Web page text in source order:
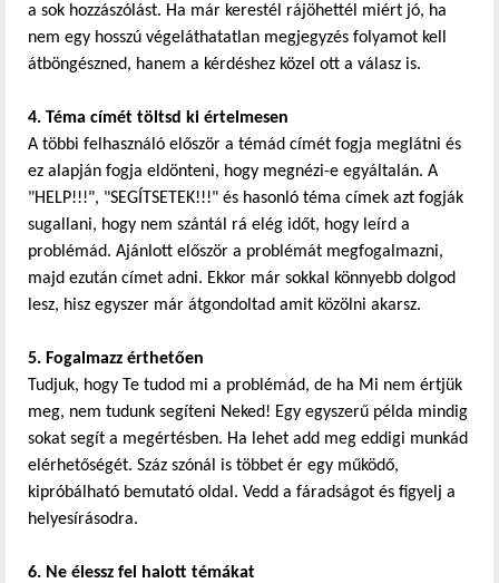
a sok hozzászólást. Ha már kerestél rájöhettél miért jó, ha
nem egy hosszú végeláthatatlan megjegyzés folyamot kell
átböngészned, hanem a kérdéshez közel ott a válasz is.
4. Téma címét töltsd ki értelmesen
A többi felhasználó először a témád címét fogja meglátni és
ez alapján fogja eldönteni, hogy megnézi-e egyáltalán. A
"HELP!!!", "SEGÍTSETEK!!!" és hasonló téma címek azt fogják
sugallani, hogy nem szántál rá elég időt, hogy leírd a
problémád. Ajánlott először a problémát megfogalmazni,
majd ezután címet adni. Ekkor már sokkal könnyebb dolgod
lesz, hisz egyszer már átgondoltad amit közölni akarsz.
5. Fogalmazz érthetően
Tudjuk, hogy Te tudod mi a problémád, de ha Mi nem értjük
meg, nem tudunk segíteni Neked! Egy egyszerű példa mindig
sokat segít a megértésben. Ha lehet add meg eddigi munkád
elérhetőségét. Száz szónál is többet ér egy működő,
kipróbálható bemutató oldal. Vedd a fáradságot és figyelj a
helyesírásodra.
6. Ne élessz fel halott témákat